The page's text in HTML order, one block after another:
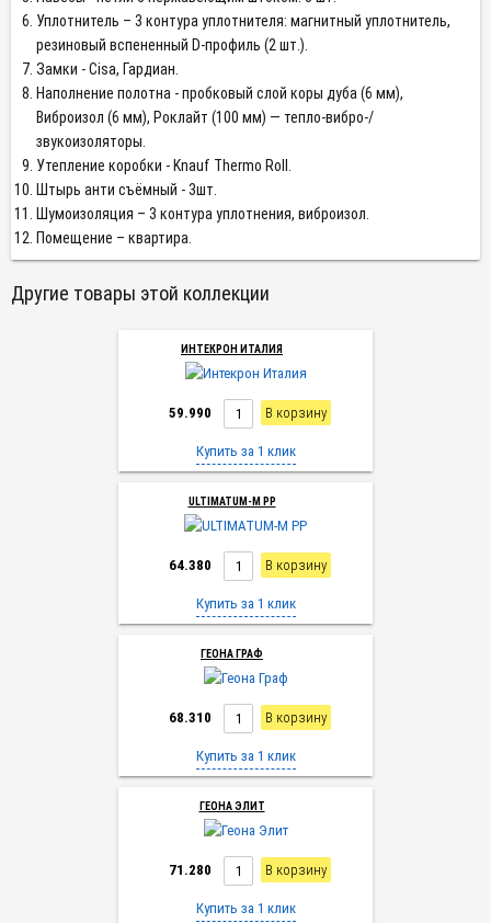
Уплотнитель – 3 контура уплотнителя: магнитный уплотнитель,
резиновый вспененный D-профиль (2 шт.).
Замки - Сisa, Гардиан.
Наполнение полотна - пробковый слой коры дуба (6 мм),
Виброизол (6 мм), Роклайт (100 мм) — тепло-вибро-/
звукоизоляторы.
Утепление коробки - Knauf Thermo Roll.
Штырь анти съёмный - 3шт.
Шумоизоляция – 3 контура уплотнения, виброизол.
Помещение – квартира.
Другие товары этой коллекции
ИНТЕКРОН ИТАЛИЯ
59.990 В корзину
Купить за 1 клик
ULTIMATUM-M PP
64.380 В корзину
Купить за 1 клик
ГЕОНА ГРАФ
68.310 В корзину
Купить за 1 клик
ГЕОНА ЭЛИТ
71.280 В корзину
Купить за 1 клик